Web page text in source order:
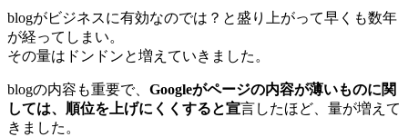
blogがビジネスに有効なのでは？と盛り上がって早くも数年
が経ってしまい。
その量はドンドンと増えていきました。
blogの内容も重要で、 Googleがページの内容が薄いものに関
しては、順位を上げにくくすると宣言したほど、量が増えて
きました。